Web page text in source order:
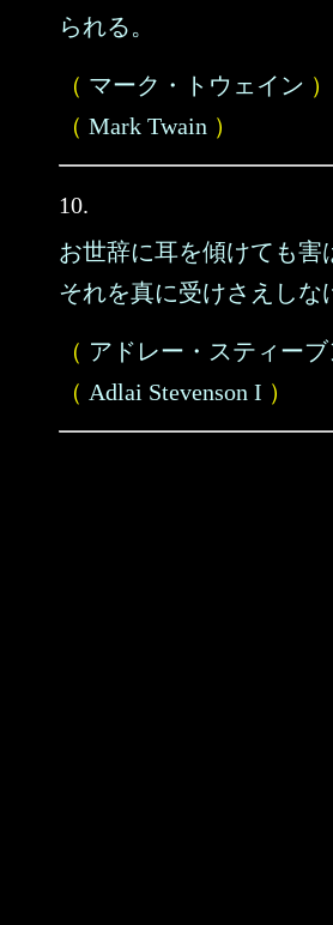
られる。
（ マーク・トウェイン ）
（ Mark Twain ）
10.
お世辞に耳を傾けても害
それを真に受けさえしな
（ アドレー・スティー
（ Adlai Stevenson I ）